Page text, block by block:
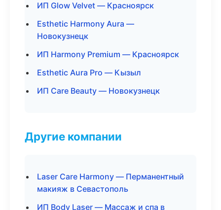
ИП Glow Velvet — Красноярск
Esthetic Harmony Aura —
Новокузнецк
ИП Harmony Premium — Красноярск
Esthetic Aura Pro — Кызыл
ИП Care Beauty — Новокузнецк
Другие компании
Laser Care Harmony — Перманентный
макияж в Севастополь
ИП Body Laser — Массаж и спа в